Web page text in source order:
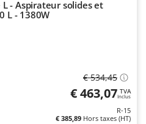
L - Aspirateur solides et
L - 1380W
€ 534,45
€ 463,07 TVA
Inclus
R-15
€ 385,89 Hors taxes (HT)